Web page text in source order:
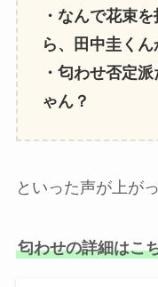
・なんで花束
ら、田中圭くん
・匂わせ否定
ゃん？
といった声が上が
匂わせの詳細はこ